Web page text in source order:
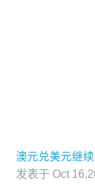
澳元兑美元继
发表于 Oct